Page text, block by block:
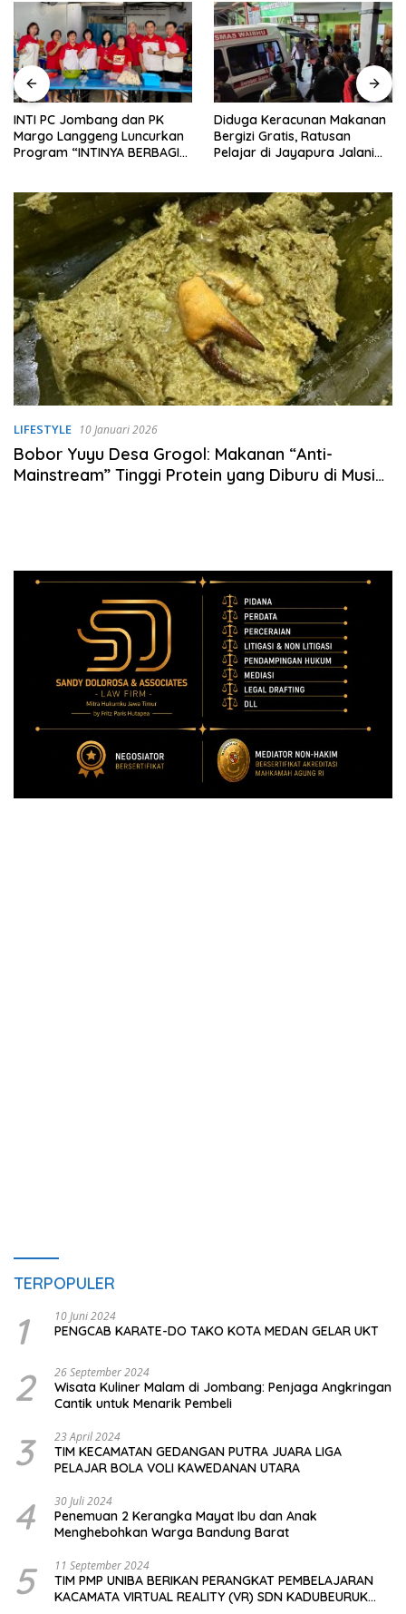
INTI PC Jombang dan PK
Margo Langgeng Luncurkan
Program “INTINYA BERBAGI”,
Diduga Keracunan Makanan
Bergizi Gratis, Ratusan
Pelajar di Jayapura Jalani
LIFESTYLE 10 Januari 2026
Bobor Yuyu Desa Grogol: Makanan “Anti-
Mainstream” Tinggi Protein yang Diburu di Musim
TERPOPULER
1 10 Juni 2024
PENGCAB KARATE-DO TAKO KOTA MEDAN GELAR UKT
2 26 September 2024
Wisata Kuliner Malam di Jombang: Penjaga Angkringan
Cantik untuk Menarik Pembeli
3 23 April 2024
TIM KECAMATAN GEDANGAN PUTRA JUARA LIGA
PELAJAR BOLA VOLI KAWEDANAN UTARA
4 30 Juli 2024
Penemuan 2 Kerangka Mayat Ibu dan Anak
Menghebohkan Warga Bandung Barat
5 11 September 2024
TIM PMP UNIBA BERIKAN PERANGKAT PEMBELAJARAN
KACAMATA VIRTUAL REALITY (VR) SDN KADUBEURUK